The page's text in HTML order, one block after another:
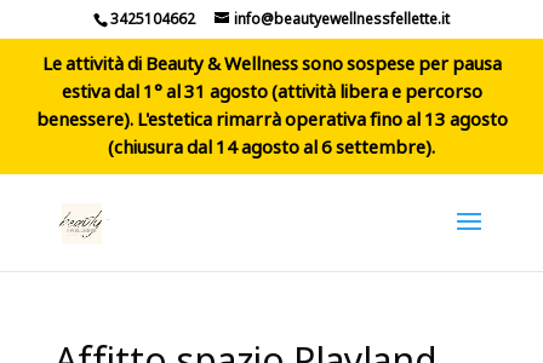
3425104662 info@beautyewellnessfellette.it
Le attività di Beauty & Wellness sono sospese per pausa
estiva dal 1° al 31 agosto (attività libera e percorso
benessere). L'estetica rimarrà operativa fino al 13 agosto
(chiusura dal 14 agosto al 6 settembre).